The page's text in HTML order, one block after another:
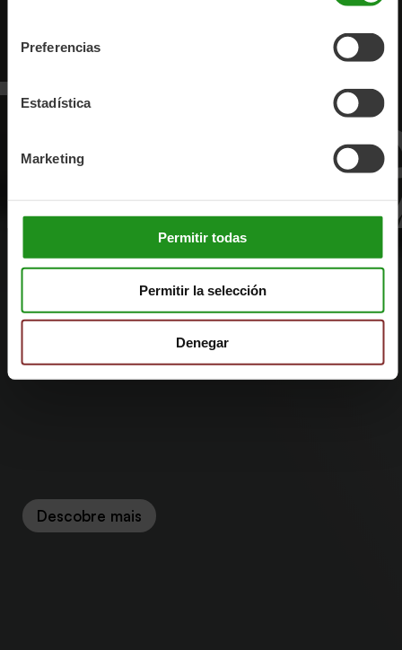
Preferencias
Estadística
Marketing
Permitir todas
Permitir la selección
Denegar
Descobre mais